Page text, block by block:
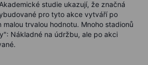
studie ukazují, že značná
pro tyto akce vytváří po
malou trvalou hodnotu. Mnoho stadionů
Nákladné na údržbu, ale po akci